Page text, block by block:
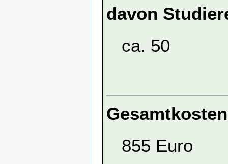
davon
ca. 50
Gesamtkosten
855 Euro